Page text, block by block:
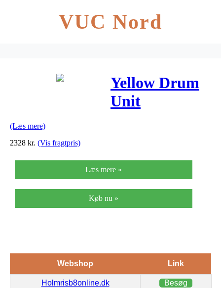
VUC Nord
Yellow Drum
Unit
(Læs mere)
2328 kr. (Vis fragtpris)
Læs mere »
Køb nu »
Webshop Link
Holmrisb8online.dk Besøg